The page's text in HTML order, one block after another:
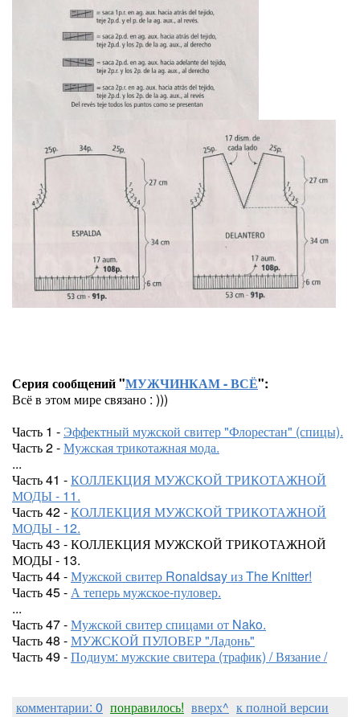
Серия сообщений "МУЖЧИНКАМ - ВСЁ":
Всё в этом мире связано : )))
Часть 1 - Эффектный мужской свитер "Флорестан" (спицы).
Часть 2 -Мужская трикотажная мода.
...
Часть 41 -КОЛЛЕКЦИЯ МУЖСКОЙ ТРИКОТАЖНОЙ
МОДЫ - 11.
Часть 42 -КОЛЛЕКЦИЯ МУЖСКОЙ ТРИКОТАЖНОЙ
МОДЫ - 12.
Часть 43 - КОЛЛЕКЦИЯ МУЖСКОЙ ТРИКОТАЖНОЙ
МОДЫ - 13.
Часть 44 -Мужской свитер Ronaldsay из The Knitter!
Часть 45 -А теперь мужское-пуловер.
...
Часть 47 -Мужской свитер спицами от Nako.
Часть 48 -МУЖСКОЙ ПУЛОВЕР "Ладонь"
Часть 49 -Подиум: мужские свитера (трафик) / Вязание /
комментарии: 0 понравилось! вверх^ к полной версии